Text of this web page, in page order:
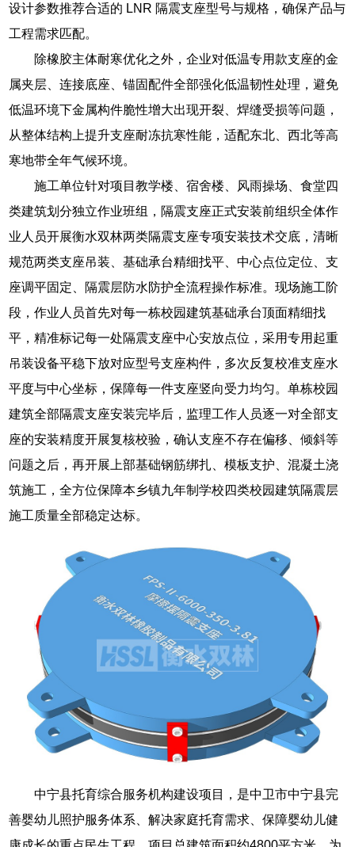
设计参数推荐合适的 LNR 隔震支座型号与规格，确保产品与
工程需求匹配。
除橡胶主体耐寒优化之外，企业对低温专用款支座的金
属夹层、连接底座、锚固配件全部强化低温韧性处理，避免
低温环境下金属构件脆性增大出现开裂、焊缝受损等问题，
从整体结构上提升支座耐冻抗寒性能，适配东北、西北等高
寒地带全年气候环境。
施工单位针对项目教学楼、宿舍楼、风雨操场、食堂四
类建筑划分独立作业班组，隔震支座正式安装前组织全体作
业人员开展衡水双林两类隔震支座专项安装技术交底，清晰
规范两类支座吊装、基础承台精细找平、中心点位定位、支
座调平固定、隔震层防水防护全流程操作标准。现场施工阶
段，作业人员首先对每一栋校园建筑基础承台顶面精细找
平，精准标记每一处隔震支座中心安放点位，采用专用起重
吊装设备平稳下放对应型号支座构件，多次反复校准支座水
平度与中心坐标，保障每一件支座竖向受力均匀。单栋校园
建筑全部隔震支座安装完毕后，监理工作人员逐一对全部支
座的安装精度开展复核校验，确认支座不存在偏移、倾斜等
问题之后，再开展上部基础钢筋绑扎、模板支护、混凝土浇
筑施工，全方位保障本乡镇九年制学校四类校园建筑隔震层
施工质量全部稳定达标。
中宁县托育综合服务机构建设项目，是中卫市中宁县完
善婴幼儿照护服务体系、解决家庭托育需求、保障婴幼儿健